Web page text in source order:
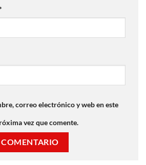
correo electrónico y web en este
vez que comente.